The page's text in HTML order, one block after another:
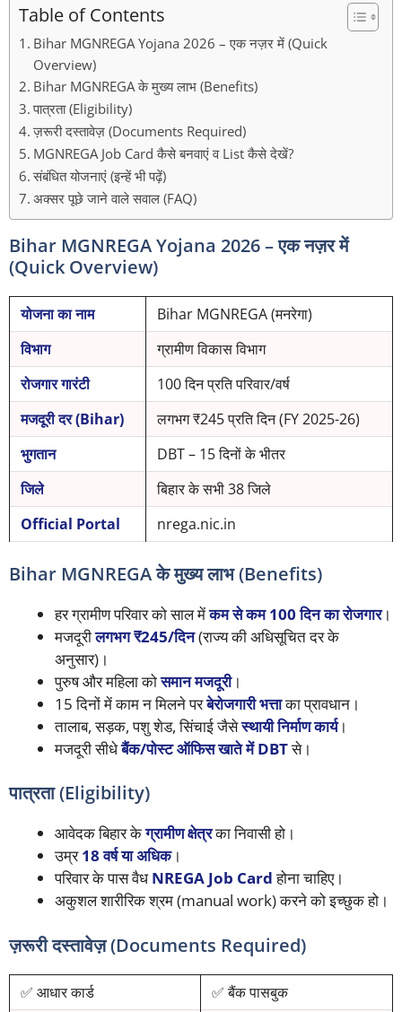
Table of Contents
Bihar MGNREGA Yojana 2026 – एक नज़र में (Quick
Overview)
Bihar MGNREGA के मुख्य लाभ (Benefits)
पात्रता (Eligibility)
ज़रूरी दस्तावेज़ (Documents Required)
MGNREGA Job Card कैसे बनवाएं व List कैसे देखें?
संबंधित योजनाएं (इन्हें भी पढ़ें)
अक्सर पूछे जाने वाले सवाल (FAQ)
Bihar MGNREGA Yojana 2026 – एक नज़र में
(Quick Overview)
योजना का नाम
Bihar MGNREGA (मनरेगा)
विभाग
ग्रामीण विकास विभाग
रोजगार गारंटी
100 दिन प्रति परिवार/वर्ष
मजदूरी दर (Bihar)
लगभग ₹245 प्रति दिन (FY 2025-26)
भुगतान
DBT – 15 दिनों के भीतर
जिले
बिहार के सभी 38 जिले
Official Portal
nrega.nic.in
Bihar MGNREGA के मुख्य लाभ (Benefits)
हर ग्रामीण परिवार को साल मेंकम से कम 100 दिन का रोजगार।
मजदूरीलगभग ₹245/दिन(राज्य की अधिसूचित दर के
अनुसार)।
पुरुष और महिला कोसमान मजदूरी।
15 दिनों में काम न मिलने परबेरोजगारी भत्ताका प्रावधान।
तालाब, सड़क, पशु शेड, सिंचाई जैसेस्थायी निर्माण कार्य।
मजदूरी सीधेबैंक/पोस्ट ऑफिस खाते में DBTसे।
पात्रता (Eligibility)
आवेदक बिहार केग्रामीण क्षेत्रका निवासी हो।
उम्र18 वर्ष या अधिक।
परिवार के पास वैधNREGA Job Cardहोना चाहिए।
अकुशल शारीरिक श्रम (manual work) करने को इच्छुक हो।
ज़रूरी दस्तावेज़ (Documents Required)
✅ आधार कार्ड
✅ बैंक पासबुक